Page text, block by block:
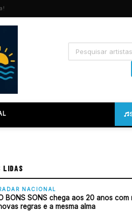
LIDAS
NACIONAL
BONS SONS chega aos 20 anos com
regras e a mesma alma